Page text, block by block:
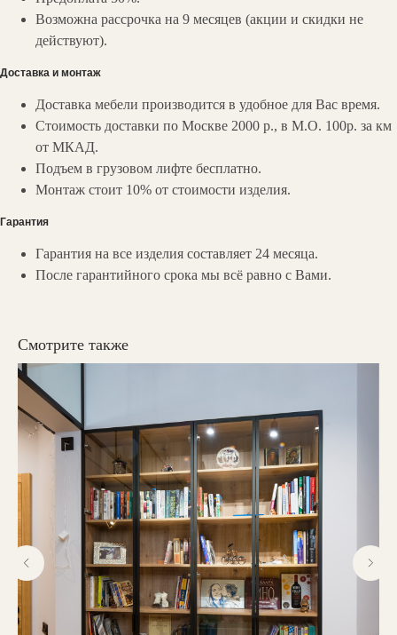
Возможна рассрочка на 9 месяцев (акции и скидки не
действуют).
Доставка и монтаж
Доставка мебели производится в удобное для Вас время.
Стоимость доставки по Москве 2000 р., в М.О. 100р. за км
от МКАД.
Подъем в грузовом лифте бесплатно.
Монтаж стоит 10% от стоимости изделия.
Гарантия
Гарантия на все изделия составляет 24 месяца.
После гарантийного срока мы всё равно с Вами.
Смотрите также
НАШИ КОНТАКТЫ
Вы можете связаться с нами любым
удобным для вас способом:
Шоу-рум: с 10.00 до 19.00
Люблинская ул., 100 к2
Фабрика: с 8.00 до 18.00
г. Москва, ул. Перерва, 1а
Заказать обратный звонок:
Ежедневно с 09:00 до 19:00
Обратный звонок